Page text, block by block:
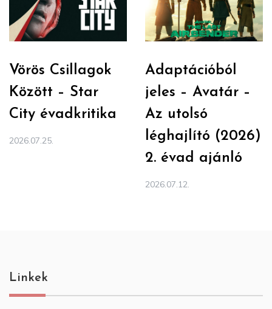
Vörös Csillagok
Között – Star
City évadkritika
2026.07.25.
Adaptációból
jeles – Avatár –
Az utolsó
léghajlító (2026)
2. évad ajánló
2026.07.12.
Linkek